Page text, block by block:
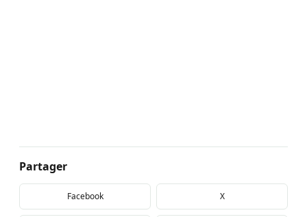
Partager
Facebook X